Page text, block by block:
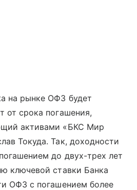
на рынке ОФЗ будет
от срока погашения,
активами «БКС Мир
Токуда. Так, доходности
до двух-трех лет
ключевой ставки Банка
ОФЗ с погашением более